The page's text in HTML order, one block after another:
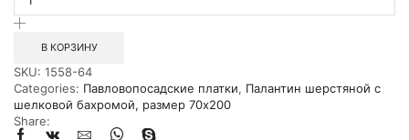
Тысяча
и
однаВ КОРЗИНУ
SKU: 1558-64
Categories: Павловопосадские платки, Палантин шерстяной с
шелковой бахромой, размер 70x200
Share: